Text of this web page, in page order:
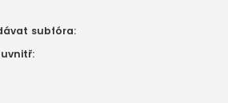
subfóra: